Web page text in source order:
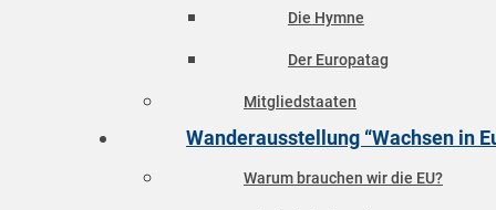
Die Hymne
Der Europatag
Mitgliedstaaten
Wanderausstellung “Wachsen in
Warum brauchen wir die EU?